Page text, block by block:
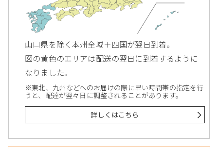
山口県を除く本州全域＋四国が翌日到着。
図の黄色のエリアは配送の翌日に到着するように
なりました。
※東北、九州などへのお届けの際に早い時間帯の指定を行
うと、配達が翌々日に調整されることがあります。
詳しくはこちら